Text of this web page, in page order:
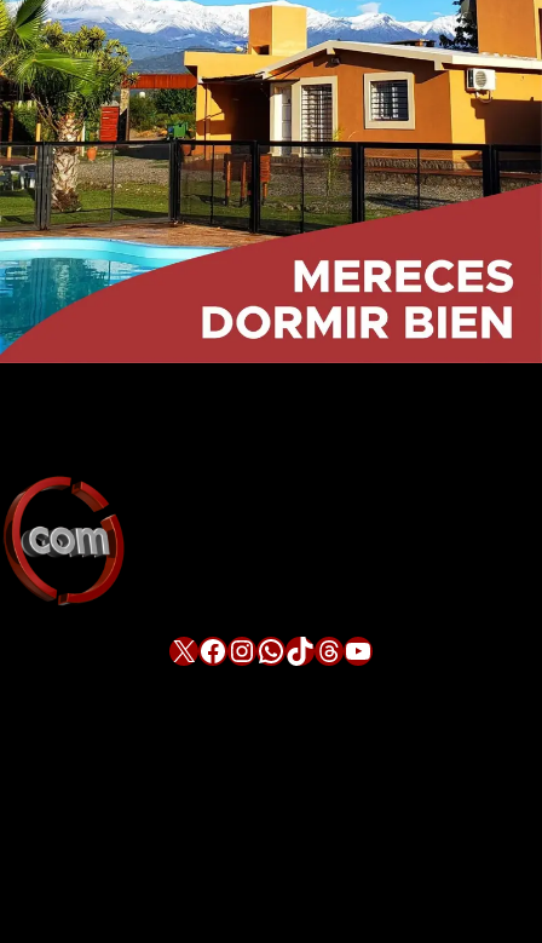
X Facebook InstagramWhatsApp TikTok Threads YouTube